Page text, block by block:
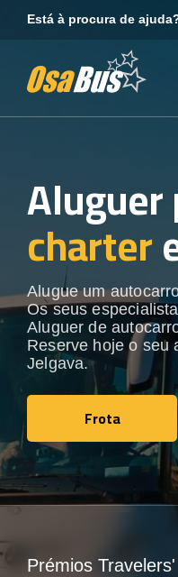
Está à procura de
charter
Alugue um
Os seus
Aluguer de
Reserve hoje o seu
Jelgava.
Frota
Frota
Prémios Travelers'